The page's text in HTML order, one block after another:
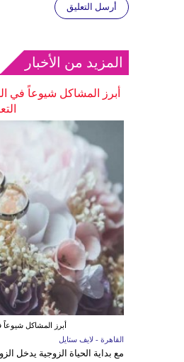
أرسل التعليق
المزيد من الأخبار
أبرز المشاكل شيوعاً في
أبرز المشاكل شيوعاً
القاهرة - لايف ستايل
مع بداية الحياة الزوجية يدخل